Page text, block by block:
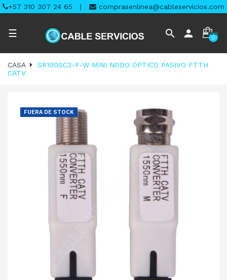
+57 310 307 24 65 | comprasenlinea@cableservicios.com
Navegación
palanca
☰ search person 0
CASA
SR100SC3-F-W MINI NODO ÓPTICO PASIVO FTTH
CATV
FUERA DE STOCK